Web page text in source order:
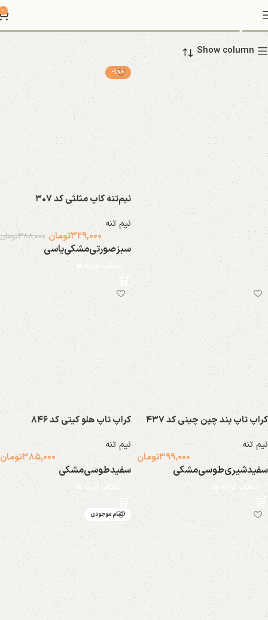
0 نیم تنه
Show column
کراپ
2 محصول
-15%
نیم‌تنه کاپ مثلثی کد ۳۰۷
نیم تنه
۳۸۸,۰۰۰تومان ۳۲۹,۰۰۰تومان
سبزصورتیمشکییاسی
انتخاب گزینه ها
کراپ تاپ بند چین چینی کد ۴۳۷
نیم تنه
۳۹۹,۰۰۰تومان
سفیدشیریطوسیمشکی
انتخاب گزینه ها
کراپ تاپ هلو کیتی کد ۸۴۶
نیم تنه
۳۸۵,۰۰۰تومان
سفیدطوسیمشکی
انتخاب گزینه ها
اتمام موجودی